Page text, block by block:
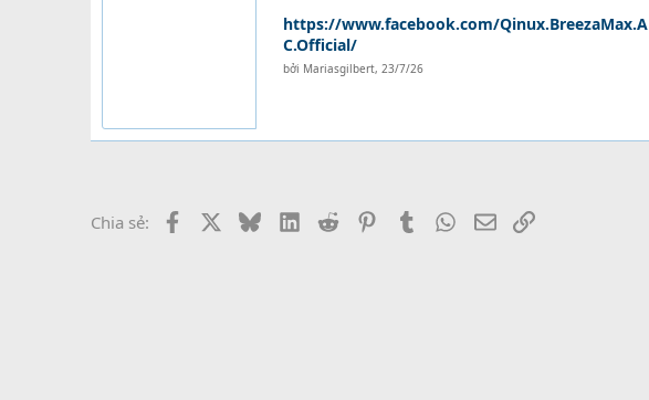
https://www.facebook.com/Qinux.BreezaMax.A
C.Official/
bởi Mariasgilbert, 23/7/26
Chia sẻ: Facebook BlueskyLinkedIn
Reddit PinterestTumblr WhatsApp
EmailLink